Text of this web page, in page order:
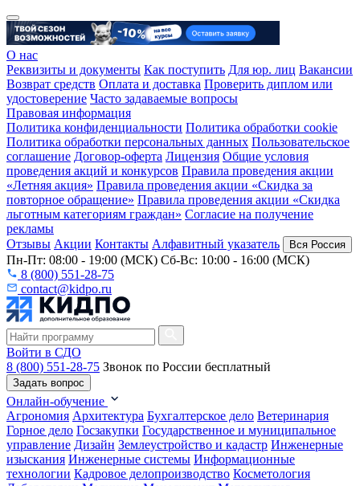
О нас
Реквизиты и документы Как поступить Для юр. лиц Вакансии
Возврат средств Оплата и доставка Проверить диплом или
удостоверение Часто задаваемые вопросы
Правовая информация
Политика конфиденциальности Политика обработки cookie
Политика обработки персональных данных Пользовательское
соглашение Договор-оферта Лицензия Общие условия
проведения акций и конкурсов Правила проведения акции
«Летняя акция» Правила проведения акции «Скидка за
повторное обращение» Правила проведения акции «Скидка
льготным категориям граждан» Согласие на получение
рекламы
Отзывы Акции Контакты Алфавитный указатель Вся Россия
Пн-Пт: 08:00 - 19:00 (МСК) Сб-Вс: 10:00 - 16:00 (МСК)
8 (800) 551-28-75
contact@kidpo.ru
Войти в СДО
8 (800) 551-28-75 Звонок по России бесплатный
Задать вопрос
Онлайн-обучение
Агрономия Архитектура Бухгалтерское дело Ветеринария
Горное дело Госзакупки Государственное и муниципальное
управление Дизайн Землеустройство и кадастр Инженерные
изыскания Инженерные системы Информационные
технологии Кадровое делопроизводство Косметология